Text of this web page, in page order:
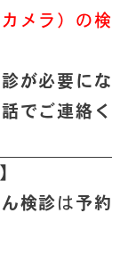
メラ）の検
が必要にな
でご連絡く
検診 は 予約